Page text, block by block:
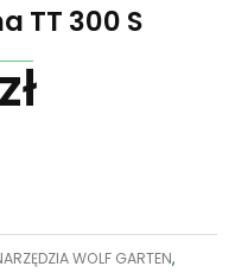
TT 300 S
zł
WOLF GARTEN,